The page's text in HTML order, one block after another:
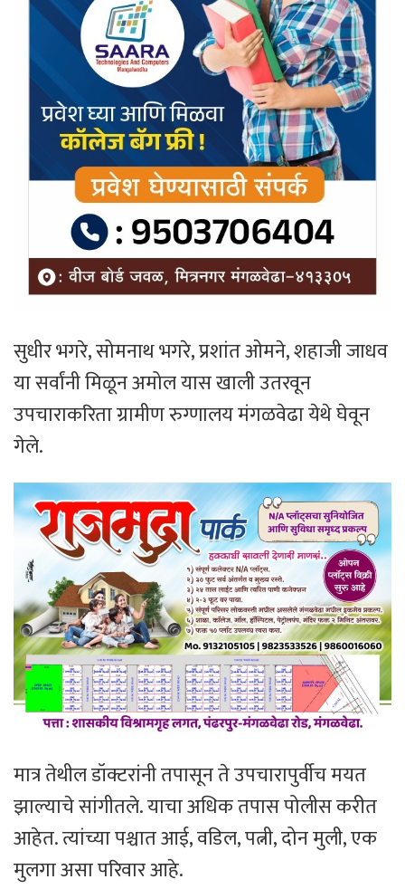
सुधीर भगरे, सोमनाथ भगरे, प्रशांत ओमने, शहाजी जाधव
या सर्वांनी मिळून अमोल यास खाली उतरवून
उपचाराकरिता ग्रामीण रुग्णालय मंगळवेढा येथे घेवून
गेले.
मात्र तेथील डॉक्टरांनी तपासून ते उपचारापुर्वीच मयत
झाल्याचे सांगीतले. याचा अधिक तपास पोलीस करीत
आहेत. त्यांच्या पश्चात आई, वडिल, पत्नी, दोन मुली, एक
मुलगा असा परिवार आहे.